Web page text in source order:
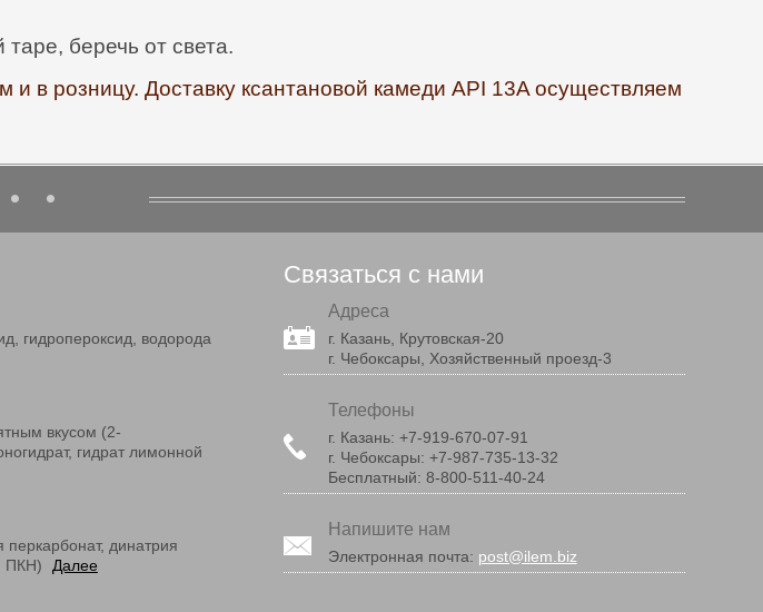
беречь от света.
в розницу. Доставку ксантановой камеди API 13A осуществляем
гидропероксид, водорода
вкусом (2-
гидрат лимонной
динатрия
ПКН)
Далее
Связаться с нами
Адреса
г. Казань, Крутовская-20
г. Чебоксары, Хозяйственный проезд-3
Телефоны
г. Казань: +7-919-670-07-91
г. Чебоксары: +7-987-735-13-32
Бесплатный: 8-800-511-40-24
Напишите нам
Электронная почта: post@ilem.biz